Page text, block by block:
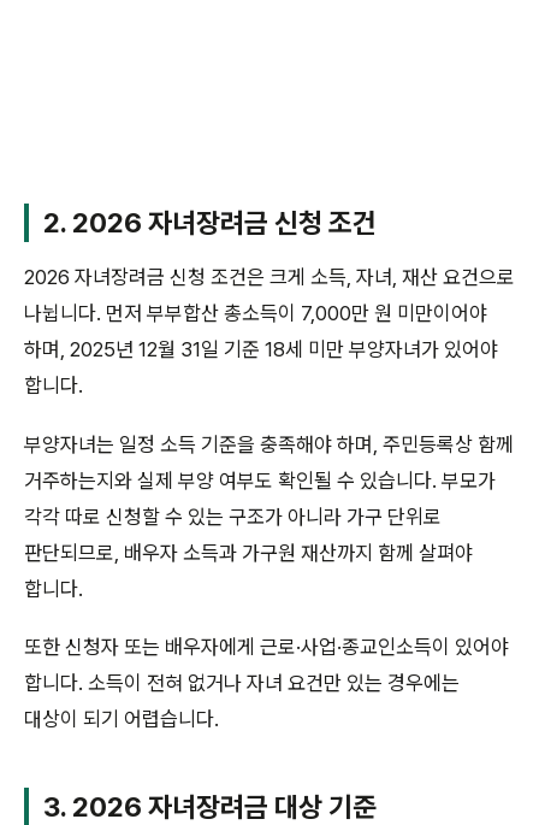
2. 2026 자녀장려금 신청 조건
2026 자녀장려금 신청 조건은 크게 소득, 자녀, 재산 요건으로
나뉩니다. 먼저 부부합산 총소득이 7,000만 원 미만이어야
하며, 2025년 12월 31일 기준 18세 미만 부양자녀가 있어야
합니다.
부양자녀는 일정 소득 기준을 충족해야 하며, 주민등록상 함께
거주하는지와 실제 부양 여부도 확인될 수 있습니다. 부모가
각각 따로 신청할 수 있는 구조가 아니라 가구 단위로
판단되므로, 배우자 소득과 가구원 재산까지 함께 살펴야
합니다.
또한 신청자 또는 배우자에게 근로·사업·종교인소득이 있어야
합니다. 소득이 전혀 없거나 자녀 요건만 있는 경우에는
대상이 되기 어렵습니다.
3. 2026 자녀장려금 대상 기준